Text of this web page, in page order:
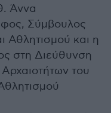
Άννα
Σύμβουλος
Αθλητισμού και η
στη Διεύθυνση
του